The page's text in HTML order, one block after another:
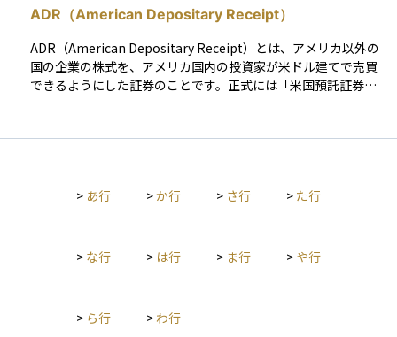
ます。また、「NASDAQ総合指数」はNASDAQ全体の動向を示
し、「NASDAQ100指数」は時価総額の大きい非金融セクター
の100銘柄で構成される指数として、世界中の投資家に注目さ
れています。
で構成されている点です。つまり、株価が高い銘柄の動きが指
数に与える影響が大きく、必ずしも企業規模の大きさがそのま
ま反映されるわけではありません。たとえば、株価が高い1社の
動きだけで、全体の指数が大きく動くこともあります。 ダウ平
均は、米国の株式市場の方向性をシンプルに把握できる指標と
も、押さえておきたい基本指標の一つです。
ADR（American Depositary Receipt）
ADR（American Depositary Receipt）とは、アメリカ以外の
国の企業の株式を、アメリカ国内の投資家が米ドル建てで売買
できるようにした証券のことです。正式には「米国預託証券」
の株式をアメリカの銀行が預かり、その株式を裏付けとして発
企業に投資できるというメリットがあります。 一方で、元とな
す。日本企業ではトヨタやソニーなど、グローバル企業の多く
資を円滑に行うための金融インフラとして、機関投資家から個
人投資家まで幅広く利用されています。
> あ行 >か行 > さ行 > た行
> な行 > は行 > ま行 > や行
> ら行 > わ行